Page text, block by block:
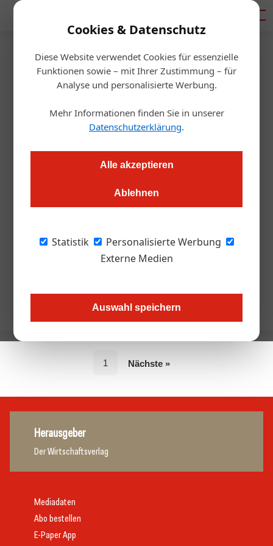
Cookies & Datenschutz
Diese Website verwendet Cookies für essenzielle
Funktionen sowie – mit Ihrer Zustimmung – für
Analyse und personalisierte Werbung.
Mehr Informationen finden Sie in unserer
Datenschutzerklärung.
Alle akzeptieren
Ablehnen
Statistik
Personalisierte Werbung
Externe Medien
Auswahl speichern
Artikel von DI Wilfried
Rubenz
DI Wilfried Rubenz
1 Nächste »
Herausgeber
Der Wirtschaftsverlag
Mediadaten
Abo bestellen
E-Paper App